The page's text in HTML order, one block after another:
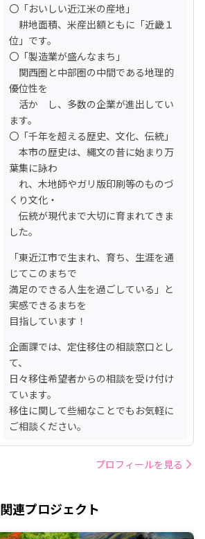
〇「おいしい近江米の産地」
耕地面積、米産出額ともに「近畿１
位」です。
〇「製造業が盛んなまち」
関西圏と中部圏の中間である地理的
優位性を
活か　し、多数の企業が進出してい
ます。
〇「千年を超える歴史、文化、伝統」
本市の歴史は、縄文の昔に始まり万
葉集に詠わ
れ、木地師やガリ版印刷等のものづ
くり文化・
伝統が現代まで大切に育まれてきま
した。
「東近江市で生まれ、育ち、生涯を通
じてこのまちで
満足のできる人生を過ごしている」と
実感できるまちを
目指しています！
企画課では、定住移住の相談窓口とし
て、
日々移住希望者からの相談を受け付け
ています。
移住に関して些細なことでもお気軽に
ご相談ください。
プロフィールを見る
関連プロジェクト